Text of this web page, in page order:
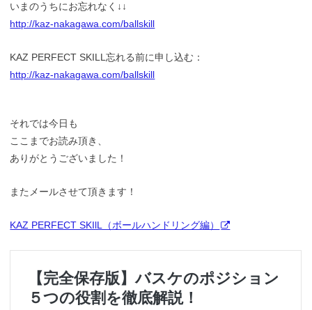
いまのうちにお忘れなく↓↓
http://kaz-nakagawa.com/ballskill
KAZ PERFECT SKILL忘れる前に申し込む：
http://kaz-nakagawa.com/ballskill
それでは今日も
ここまでお読み頂き、
ありがとうございました！
またメールさせて頂きます！
KAZ PERFECT SKIlL（ボールハンドリング編）